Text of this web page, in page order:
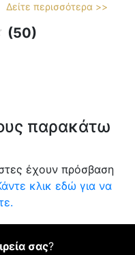
Δείτε περισσότερα >>
(50)
παρακάτω
έχουν πρόσβαση
κλικ εδώ για να
σας?